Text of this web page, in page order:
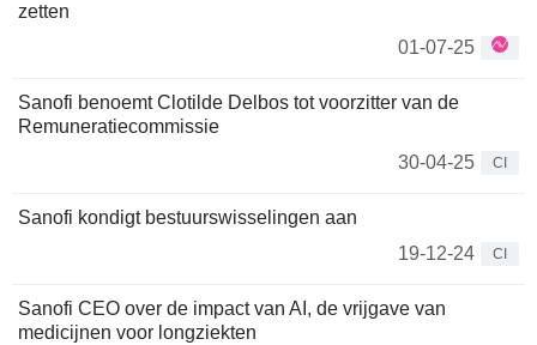
zetten
01-07-25
Sanofi benoemt Clotilde Delbos tot voorzitter van de
Remuneratiecommissie
30-04-25
CI
Sanofi kondigt bestuurswisselingen aan
19-12-24
CI
Sanofi CEO over de impact van AI, de vrijgave van
medicijnen voor longziekten